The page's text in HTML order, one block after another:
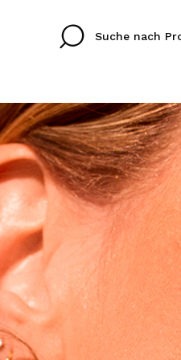
que
Cristina
Buena experiencia